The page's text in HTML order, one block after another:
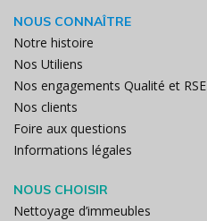
NOUS CONNAÎTRE
Notre histoire
Nos Utiliens
Nos engagements Qualité et RSE
Nos clients
Foire aux questions
Informations légales
NOUS CHOISIR
Nettoyage d’immeubles